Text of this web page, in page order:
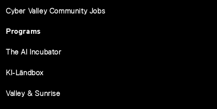
Cyber Valley Community Jobs
Programs
The AI Incubator
KI-Ländbox
Valley & Sunrise